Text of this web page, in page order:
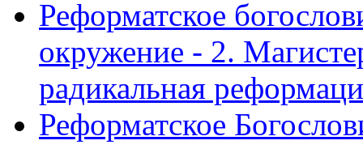
Реформатское
окружение - 2.
радикальная
Реформатское